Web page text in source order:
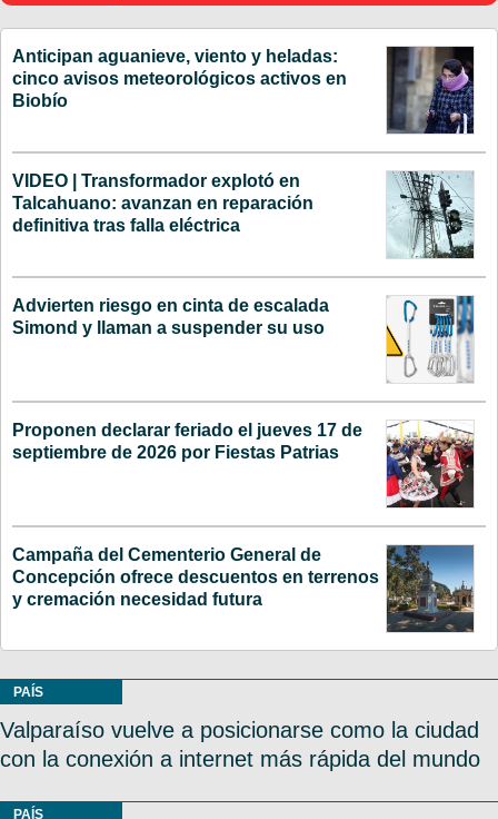
Anticipan aguanieve, viento y heladas:
cinco avisos meteorológicos activos en
Biobío
VIDEO | Transformador explotó en
Talcahuano: avanzan en reparación
definitiva tras falla eléctrica
Advierten riesgo en cinta de escalada
Simond y llaman a suspender su uso
Proponen declarar feriado el jueves 17 de
septiembre de 2026 por Fiestas Patrias
Campaña del Cementerio General de
Concepción ofrece descuentos en terrenos
y cremación necesidad futura
PAÍS
Valparaíso vuelve a posicionarse como la ciudad
con la conexión a internet más rápida del mundo
PAÍS